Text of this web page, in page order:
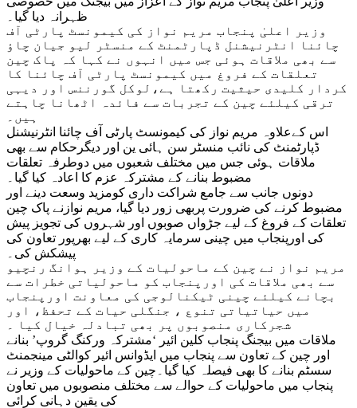
ظہرانہ دیا گیا۔
وزیر اعلیٰ پنجاب مریم نواز کی کیمونسٹ پارٹی آف
چائنا انٹرنیشنل ڈپارٹمنٹ کے منسٹر لیو جیان چاؤ
سے بھی ملاقات ہوئی جس میں انہوں نے کہا کہ پاک چین
تعلقات کے فروغ میں کیمونسٹ پارٹی آف چائنا کا
کردار کلیدی حیثیت رکھتا ہے،لوکل گورننس اور دیہی
ترقی کیلئے چین کے تجربات سے فائدہ اٹھانا چاہتے
ہیں۔
اس کےعلاوہ مریم نواز کی کیمونسٹ پارٹی آف چائنا انٹرنیشنل
ڈپارٹمنٹ کی نائب منسٹر سن ہائی ین اور دیگرحکام سے بھی
ملاقات ہوئی جس میں مختلف شعبوں میں دوطرفہ تعلقات
مضبوط بنانے کے مشترکہ عزم کا اعادہ کیا گیا۔
‏دونوں جانب سے جامع شراکت داری کومزید وسعت دینے اور
مضبوط کرنے کی ضرورت پربھی زور دیا گیا، مریم نوازنے پاک چین
تعلقات کے فروغ کے لیے جڑواں صوبوں اور شہروں کی تجویز پیش
کی اورپنجاب میں چینی سرمایہ کاری کے لیے بھرپور تعاون کی
پیشکش کی۔
مریم نواز نے چین کے ماحولیات کے وزیر ہوانگ رنچیو
سے بھی ملاقات کی اورپنجاب کو ماحولیاتی خطرات سے
بچانے کیلئے چینی ٹیکنالوجی کی معاونت اورپنجاب
میں حیاتیاتی تنوع ، جنگلی حیات کے تحفظ، اور
شجرکاری منصوبوں پر بھی تبادلہ خیال کیا ۔
ملاقات میں بیجنگ پنجاب کلین ائیر ‘مشترکہ ورکنگ گروپ’ بنانے
اور چین کے تعاون سے پنجاب میں ایڈوانس ائیر کوالٹی مینجمنٹ
سسٹم بنانے کا بھی فیصلہ کیا گیا۔چین کے ماحولیات کے وزیر نے
پنجاب میں ماحولیات کے حوالے سے مختلف منصوبوں میں تعاون
کی یقین دہانی کرائی